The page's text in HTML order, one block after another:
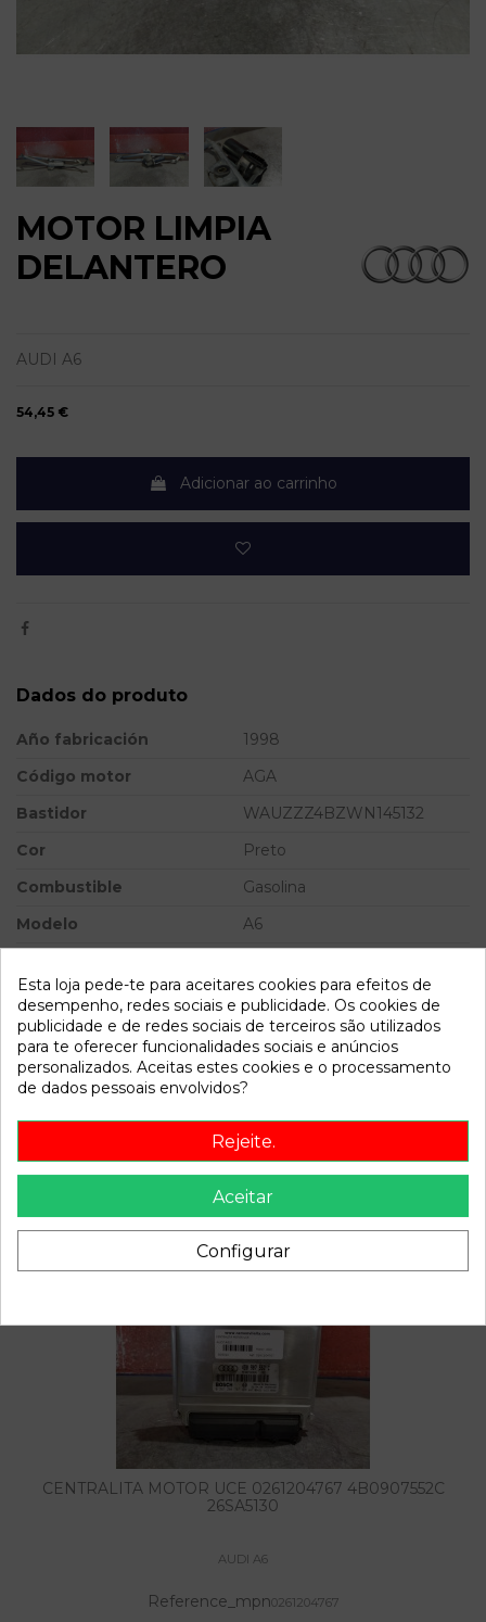
MOTOR LIMPIA
DELANTERO
AUDI A6
54,45 €
Adicionar ao carrinho
Dados do produto
Año fabricación
1998
Código motor
AGA
Bastidor
WAUZZZ4BZWN145132
Cor
Preto
Combustible
Gasolina
Modelo
A6
Referência
808019
Disponível a partir de: 2022-04-05
Descrição
Recambio de motor limpia delantero para audi a6 referencia
Também poderá gostar
CENTRALITA MOTOR UCE 0261204767 4B0907552C
26SA5130
AUDI A6
Reference_mpn0261204767
Esta loja pede-te para aceitares cookies para efeitos de
desempenho, redes sociais e publicidade. Os cookies de
publicidade e de redes sociais de terceiros são utilizados
para te oferecer funcionalidades sociais e anúncios
personalizados. Aceitas estes cookies e o processamento
de dados pessoais envolvidos?
Rejeite.
Aceitar
Configurar